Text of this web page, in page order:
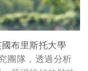
布里斯托大學
團隊，透過分析